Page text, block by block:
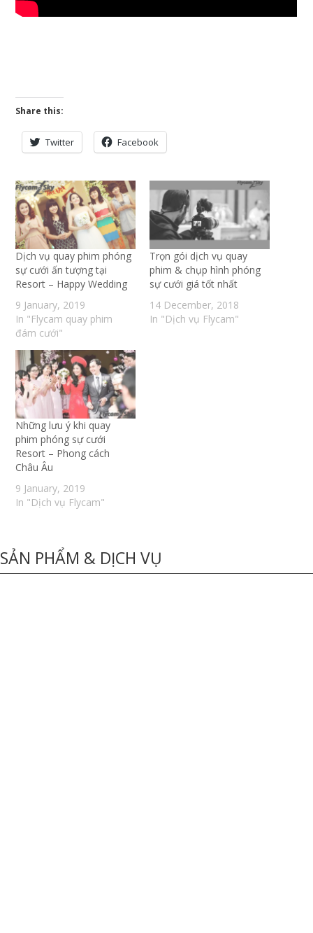
Share this:
Twitter Facebook
Dịch vụ quay phim phóng
sự cưới ấn tượng tại
Resort – Happy Wedding
9 January, 2019
In "Flycam quay phim
đám cưới"
Trọn gói dịch vụ quay
phim & chụp hình phóng
sự cưới giá tốt nhất
14 December, 2018
In "Dịch vụ Flycam"
Những lưu ý khi quay
phim phóng sự cưới
Resort – Phong cách
Châu Âu
9 January, 2019
In "Dịch vụ Flycam"
SẢN PHẨM & DỊCH VỤ